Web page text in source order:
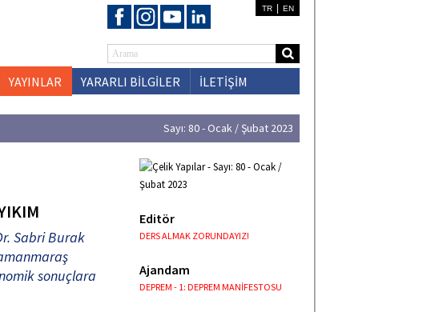
TR EN
YAYINLAR YARARLI BİLGİLER İLETİŞİM
Sayı: 80 - Ocak / Şubat 2023
Sabri Burak
sonuçlara
Editör
DERS ALMAK ZORUNDAYIZ!
Ajandam
DEPREM - 1: DEPREM MANİFESTOSU